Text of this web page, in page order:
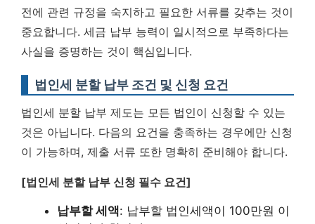
전에 관련 규정을 숙지하고 필요한 서류를 갖추는 것이
중요합니다. 세금 납부 능력이 일시적으로 부족하다는
사실을 증명하는 것이 핵심입니다.
법인세 분할 납부 조건 및 신청 요건
법인세 분할 납부 제도는 모든 법인이 신청할 수 있는
것은 아닙니다. 다음의 요건을 충족하는 경우에만 신청
이 가능하며, 제출 서류 또한 명확히 준비해야 합니다.
[법인세 분할 납부 신청 필수 요건]
납부할 세액: 납부할 법인세액이 100만원 이